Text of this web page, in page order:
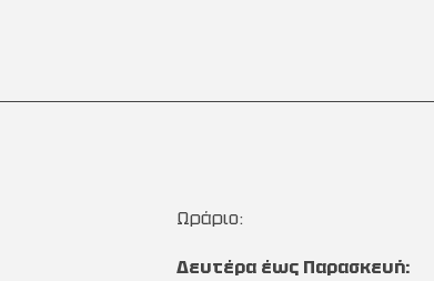
Ωράριο:
Δευτέρα έως Παρασκευή: